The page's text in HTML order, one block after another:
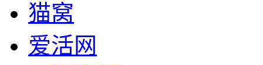
猫窝
爱活网